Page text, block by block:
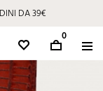
DA 39€
0